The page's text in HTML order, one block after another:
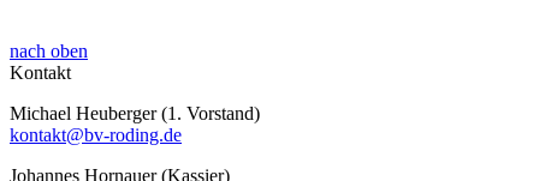
nach oben
Kontakt
Michael Heuberger (1. Vorstand)
kontakt@bv-roding.de
Johannes Hornauer (Kassier)